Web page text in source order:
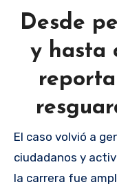
Desde
y hasta
El caso volvió a
ciudadanos y
la carrera fue